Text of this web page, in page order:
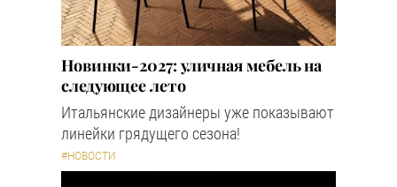
Новинки-2027: уличная мебель на
следующее лето
Итальянские дизайнеры уже показывают
линейки грядущего сезона!
#НОВОСТИ